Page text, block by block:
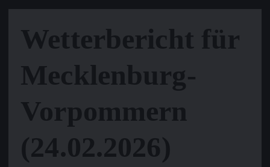
Wetterbericht für
Mecklenburg-
Vorpommern
(24.02.2026)